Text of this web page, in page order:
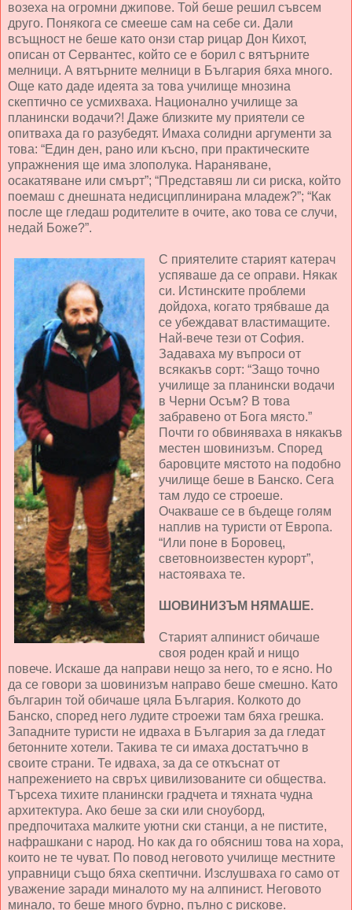
возеха на огромни джипове. Той беше решил съвсем
друго. Понякога се смееше сам на себе си. Дали
всъщност не беше като онзи стар рицар Дон Кихот,
описан от Сервантес, който се е борил с вятърните
мелници. А вятърните мелници в България бяха много.
Още като даде идеята за това училище мнозина
скептично се усмихваха. Национално училище за
планински водачи?! Даже близките му приятели се
опитваха да го разубедят. Имаха солидни аргументи за
това: “Един ден, рано или късно, при практическите
упражнения ще има злополука. Нараняване,
осакатяване или смърт”; “Представяш ли си риска, който
поемаш с днешната недисциплинирана младеж?”; “Как
после ще гледаш родителите в очите, ако това се случи,
недай Боже?”.
С приятелите старият катерач
успяваше да се оправи. Някак
си. Истинските проблеми
дойдоха, когато трябваше да
се убеждават властимащите.
Най-вече тези от София.
Задаваха му въпроси от
всякакъв сорт: “Защо точно
училище за планински водачи
в Черни Осъм? В това
забравено от Бога място.”
Почти го обвиняваха в някакъв
местен шовинизъм. Според
баровците мястото на подобно
училище беше в Банско. Сега
там лудо се строеше.
Очакваше се в бъдеще голям
наплив на туристи от Европа.
“Или поне в Боровец,
световноизвестен курорт”,
настояваха те.
ШОВИНИЗЪМ НЯМАШЕ.
Старият алпинист обичаше
своя роден край и нищо
повече. Искаше да направи нещо за него, то е ясно. Но
да се говори за шовинизъм направо беше смешно. Като
българин той обичаше цяла България. Колкото до
Банско, според него лудите строежи там бяха грешка.
Западните туристи не идваха в България за да гледат
бетонните хотели. Такива те си имаха достатъчно в
своите страни. Те идваха, за да се откъснат от
напрежението на свръх цивилизованите си общества.
Търсеха тихите планински градчета и тяхната чудна
архитектура. Ако беше за ски или сноуборд,
предпочитаха малките уютни ски станци, а не пистите,
нафрашкани с народ. Но как да го обясниш това на хора,
които не те чуват. По повод неговото училище местните
управници също бяха скептични. Изслушваха го само от
уважение заради миналото му на алпинист. Неговото
минало, то беше много бурно, пълно с рискове.